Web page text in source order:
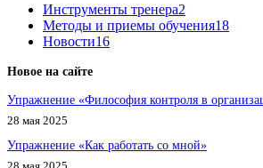
Инструменты тренера2
Методы и приемы обучения18
Новости16
Новое на сайте
Упражнение «Философия контроля в
28 мая 2025
Упражнение «Как работать со мной»